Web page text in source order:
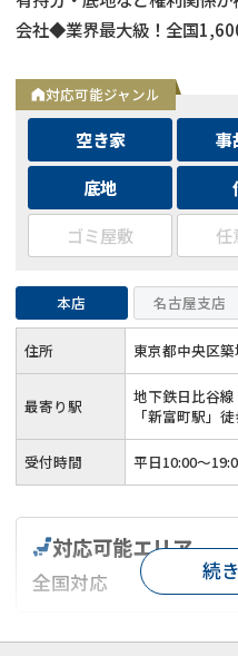
会社◆業界最大級！全国
資金による買取のため、融
◆士業事務所や大手不動産会
対応可能ジャンル
空き家 事
底地
ゴミ屋敷
任
本店 名古屋支店
住所 東京都中央区
最寄り駅
地下鉄日比谷
「新富町駅」
受付時間 平日10:00～
対応可能エリア
全国対応
対応が親身 オンラ
続